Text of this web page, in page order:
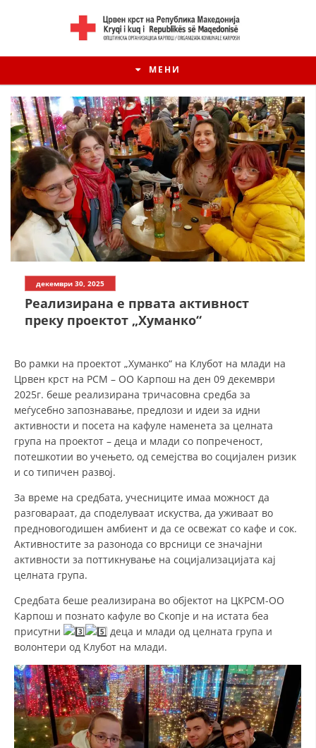
МЕНИ
ПРИРАЧНИЦИ
СТРАТЕГИИ
ЕДУКАТИВНО ИНФОРМАТИВНИ МАТЕРИЈАЛИ
БРОШУРИ
ПОСТЕРИ
декември 30, 2025
Реализирана е првата активност
преку проектот „Хуманко“
Во рамки на проектот „Хуманко“ на Клубот на млади на
Црвен крст на РСМ – ОО Карпош на ден 09 декември
2025г. беше реализирана тричасовна средба за
меѓусебно запознавање, предлози и идеи за идни
активности и посета на кафуле наменета за целната
група на проектот – деца и млади со попреченост,
потешкотии во учењето, од семејства во социјален ризик
и со типичен развој.
За време на средбата, учесниците имаа можност да
разговараат, да споделуваат искуства, да уживаат во
предновогодишен амбиент и да се освежат со кафе и сок.
Активностите за разонода со врсници се значајни
активности за поттикнување на социјализацијата кај
целната група.
Средбата беше реализирана во објектот на ЦКРСМ-ОО
Карпош и познато кафуле во Скопје и на истата беа
присутни
деца и млади од целната група и
волонтери од Клубот на млади.